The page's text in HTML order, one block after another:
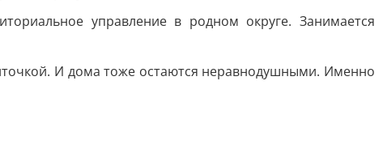
управление в родном округе. Занимается
И дома тоже остаются неравнодушными. Именно